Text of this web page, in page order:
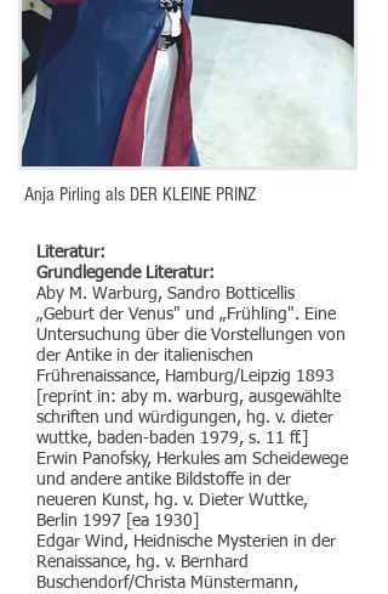
Anja Pirling als DER KLEINE PRINZ
Literatur:
Grundlegende Literatur:
Aby M. Warburg, Sandro Botticellis
„Geburt der Venus" und „Frühling". Eine
Untersuchung über die Vorstellungen von
der Antike in der italienischen
Frührenaissance, Hamburg/Leipzig 1893
[reprint in: aby m. warburg, ausgewählte
schriften und würdigungen, hg. v. dieter
wuttke, baden-baden 1979, s. 11 ff.]
Erwin Panofsky, Herkules am Scheidewege
und andere antike Bildstoffe in der
neueren Kunst, hg. v. Dieter Wuttke,
Berlin 1997 [ea 1930]
Edgar Wind, Heidnische Mysterien in der
Renaissance, hg. v. Bernhard
Buschendorf/Christa Münstermann,